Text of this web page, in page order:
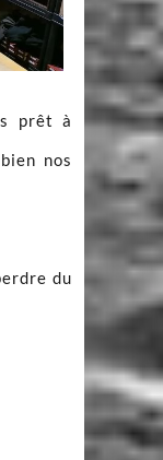
prêt à
nos
du